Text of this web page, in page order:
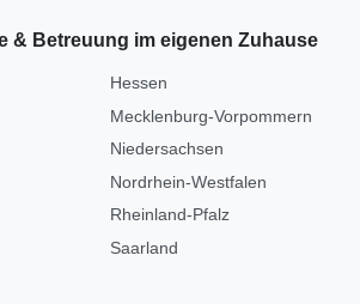
& Betreuung im eigenen Zuhause
Hessen
Mecklenburg-Vorpommern
Niedersachsen
Nordrhein-Westfalen
Rheinland-Pfalz
Saarland